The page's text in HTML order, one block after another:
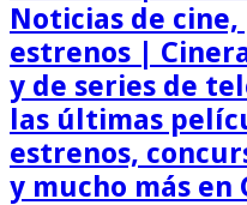
Noticias de
estrenos |
y de series de
las últimas
estrenos,
y mucho más en